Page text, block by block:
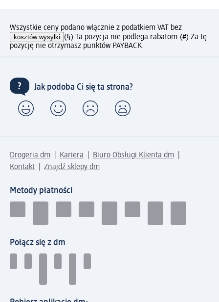
Wszystkie ceny podano włącznie z podatkiem VAT bez
kosztów wysyłki (§) Ta pozycja nie podlega rabatom.(#) Za tę
pozycję nie otrzymasz punktów PAYBACK.
Jak podoba Ci się ta strona?
Drogeria dm Kariera
Biuro Obsługi Klienta dm
Kontakt
Znajdź sklepy dm
Metody płatności
Połącz się z dm